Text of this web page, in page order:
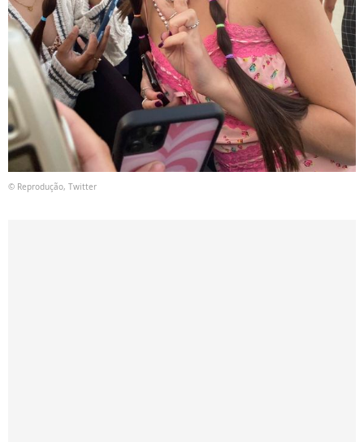
© Reprodução, Twitter